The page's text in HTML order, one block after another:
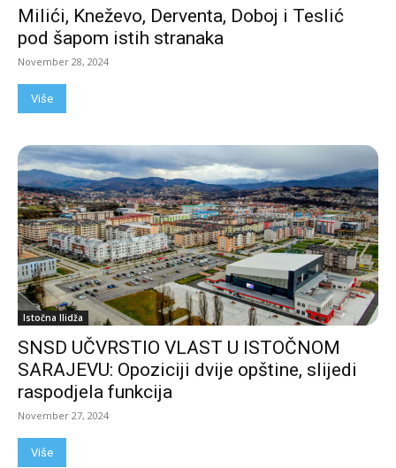
Milići, Kneževo, Derventa, Doboj i Teslić
pod šapom istih stranaka
November 28, 2024
Više
Istočna Ilidža
SNSD UČVRSTIO VLAST U ISTOČNOM
SARAJEVU: Opoziciji dvije opštine, slijedi
raspodjela funkcija
November 27, 2024
Više